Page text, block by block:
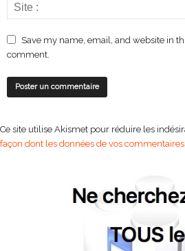
Save my name, email, and website in
comment.
Ce site utilise Akismet pour réduire les
façon dont les données de vos